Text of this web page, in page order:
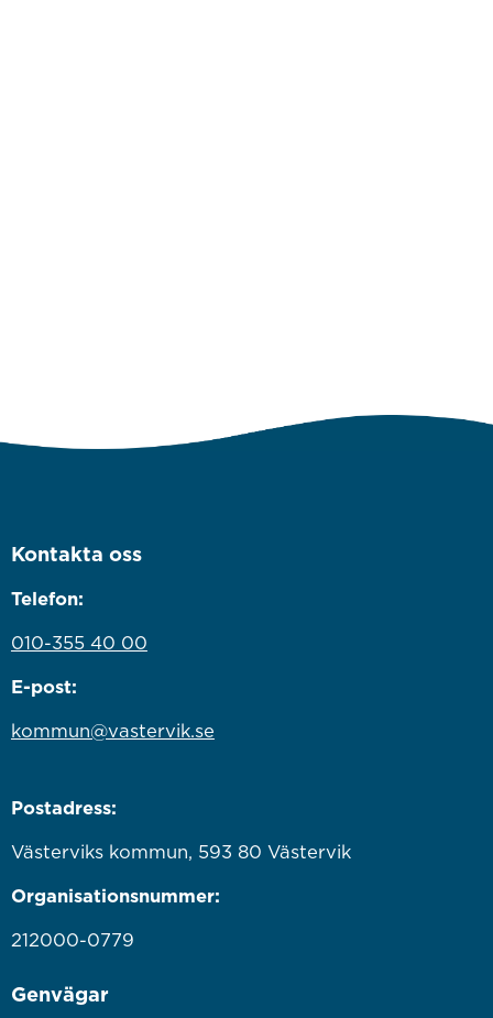
Kontakta oss
Telefon:
010-355 40 00
E-post:
kommun@vastervik.se
Postadress:
Västerviks kommun, 593 80 Västervik
Organisationsnummer:
212000-0779
Genvägar